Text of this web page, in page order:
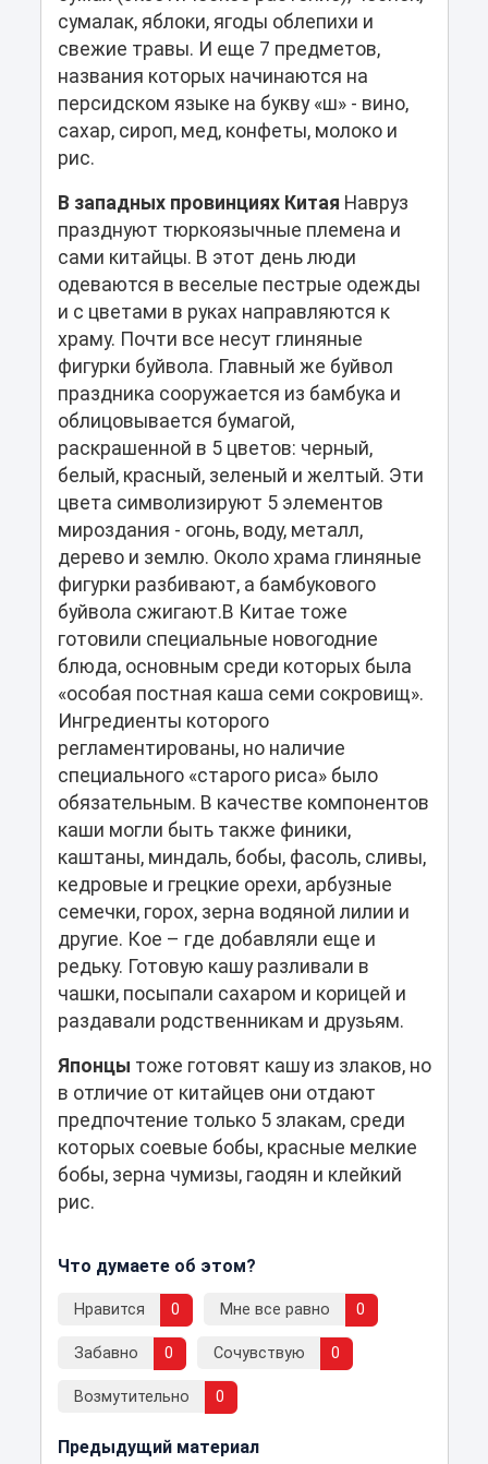
сумалак, яблоки, ягоды облепихи и
свежие травы. И еще 7 предметов,
названия которых начинаются на
персидском языке на букву «ш» - вино,
сахар, сироп, мед, конфеты, молоко и
рис.
В западных провинциях Китая Навруз
празднуют тюркоязычные племена и
сами китайцы. В этот день люди
одеваются в веселые пестрые одежды
и с цветами в руках направляются к
храму. Почти все несут глиняные
фигурки буйвола. Главный же буйвол
праздника сооружается из бамбука и
облицовывается бумагой,
раскрашенной в 5 цветов: черный,
белый, красный, зеленый и желтый. Эти
цвета символизируют 5 элементов
мироздания - огонь, воду, металл,
дерево и землю. Около храма глиняные
фигурки разбивают, а бамбукового
буйвола сжигают.В Китае тоже
готовили специальные новогодние
блюда, основным среди которых была
«особая постная каша семи сокровищ».
Ингредиенты которого
регламентированы, но наличие
специального «старого риса» было
обязательным. В качестве компонентов
каши могли быть также финики,
каштаны, миндаль, бобы, фасоль, сливы,
кедровые и грецкие орехи, арбузные
семечки, горох, зерна водяной лилии и
другие. Кое – где добавляли еще и
редьку. Готовую кашу разливали в
чашки, посыпали сахаром и корицей и
раздавали родственникам и друзьям.
Японцы тоже готовят кашу из злаков, но
в отличие от китайцев они отдают
предпочтение только 5 злакам, среди
которых соевые бобы, красные мелкие
бобы, зерна чумизы, гаодян и клейкий
рис.
Что думаете об этом?
Нравится 0 Мне все равно 0
Забавно 0 Сочувствую 0
Возмутительно 0
Предыдущий материал